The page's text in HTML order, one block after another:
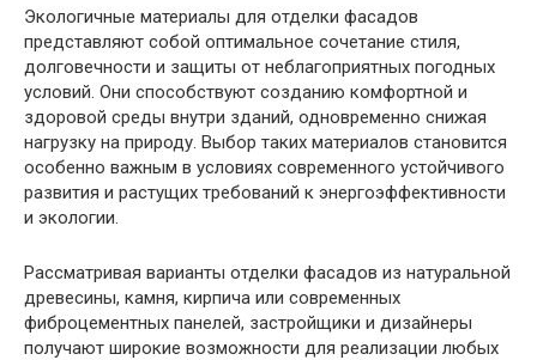
Экологичные материалы для отделки фасадов
представляют собой оптимальное сочетание стиля,
долговечности и защиты от неблагоприятных погодных
условий. Они способствуют созданию комфортной и
здоровой среды внутри зданий, одновременно снижая
нагрузку на природу. Выбор таких материалов становится
особенно важным в условиях современного устойчивого
развития и растущих требований к энергоэффективности
и экологии.
Рассматривая варианты отделки фасадов из натуральной
древесины, камня, кирпича или современных
фиброцементных панелей, застройщики и дизайнеры
получают широкие возможности для реализации любых